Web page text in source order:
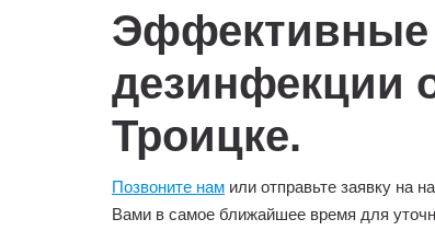
Эффективные
дезинфекции
Троицке.
Позвоните нам или отправьте заявку на
Вами в самое ближайшее время для